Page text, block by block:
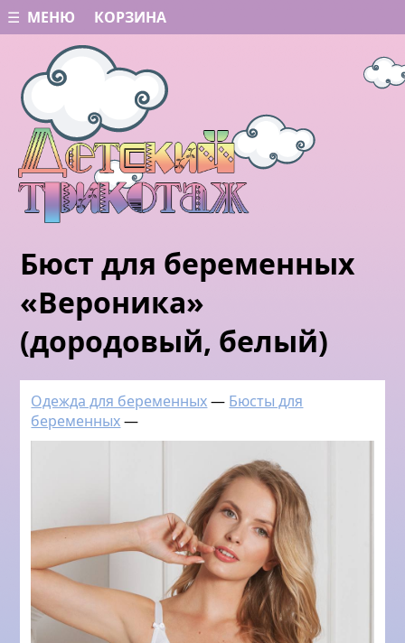
☰ МЕНЮ КОРЗИНА
Бюст для беременных
«Вероника»
(дородовый, белый)
Одежда для беременных— Бюсты для
беременных—